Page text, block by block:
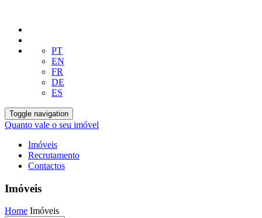
PT
EN
FR
DE
ES
Toggle navigation
Quanto vale o seu imóvel
Imóveis
Recrutamento
Contactos
Imóveis
Home Imóveis